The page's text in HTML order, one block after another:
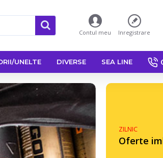
Contul meu Inregistrare
UNELTE DIVERSE SEA LINE
ZILNIC
Oferte